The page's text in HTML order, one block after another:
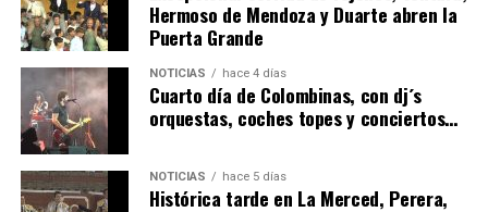
CUARTA CORRIDA DE LAS FIESTAS COLOMBINAS
2026
hace 4 días Huelvatv
Hermoso de Mendoza y Duarte abren la
Puerta Grande
NOTICIAS hace 4 días
Cuarto día de Colombinas, con dj´s
orquestas, coches topes y conciertos…
NOTICIAS hace 5 días
Histórica tarde en La Merced, Perera,